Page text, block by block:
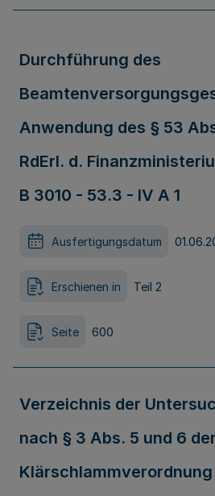
Durchführung des
Anwendung des § 53
RdErl. d.
B 3010 - 53.3 - IV A 1
Ausfertigungsdatum
Erschienen in Teil 2
Seite 600
Verzeichnis der
nach § 3 Abs. 5 und 6 der